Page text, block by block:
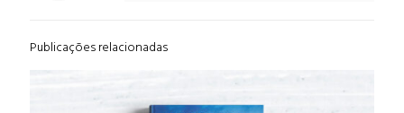
Publicações relacionadas